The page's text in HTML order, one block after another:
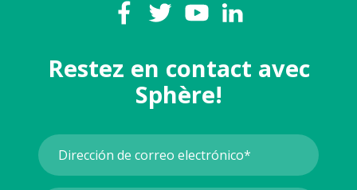
Restez en contact avec
Sphère!